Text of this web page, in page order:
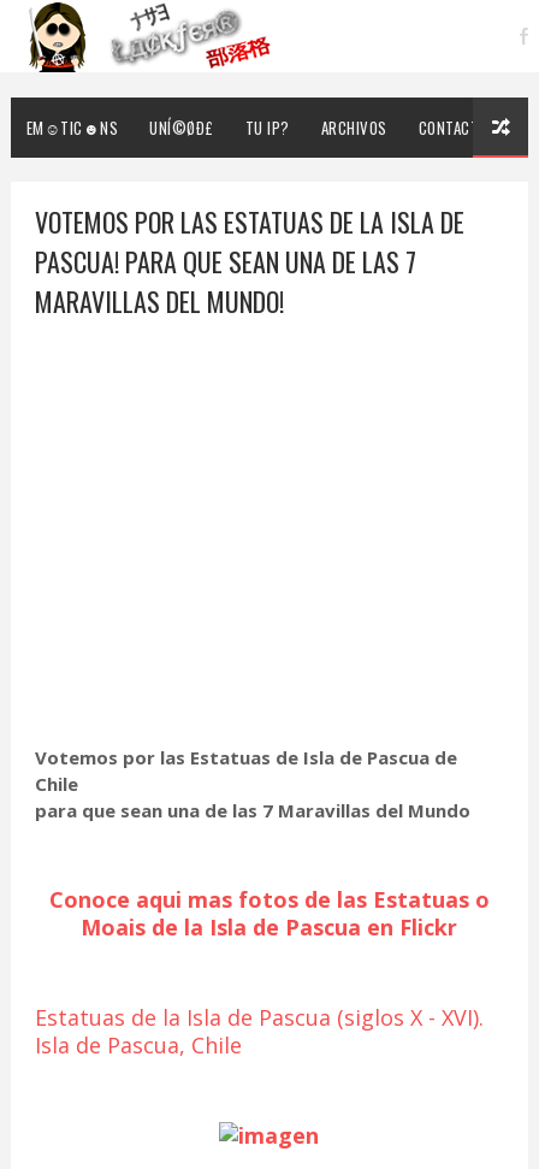
EM☺TIC☻NS UNÍ©ØÐ£ TU IP? ARCHIVOS CONTACTO
VOTEMOS POR LAS ESTATUAS DE LA ISLA DE
PASCUA! PARA QUE SEAN UNA DE LAS 7
MARAVILLAS DEL MUNDO!
Votemos por las Estatuas de Isla de Pascua de
Chile
para que sean una de las 7 Maravillas del Mundo
Conoce aqui mas fotos de las Estatuas o
Moais de la Isla de Pascua en Flickr
Estatuas de la Isla de Pascua (siglos X - XVI).
Isla de Pascua, Chile